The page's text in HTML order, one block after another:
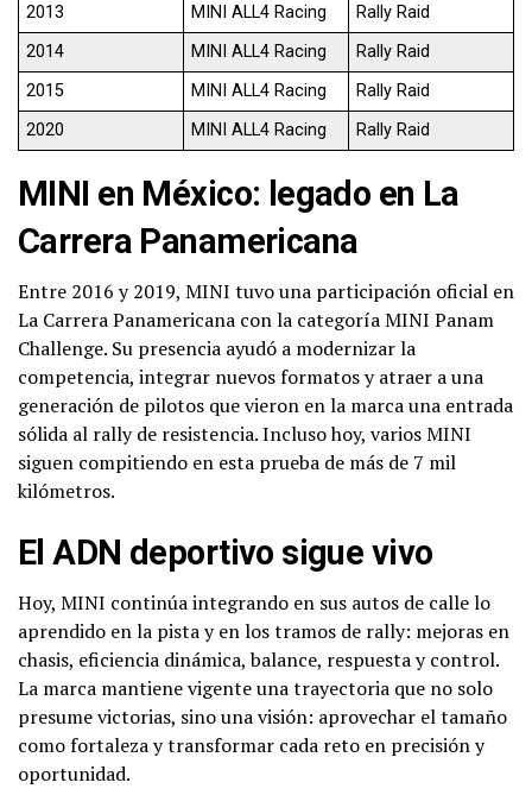
2013
MINI ALL4 Racing
Rally Raid
2014
MINI ALL4 Racing
Rally Raid
2015
MINI ALL4 Racing
Rally Raid
2020
MINI ALL4 Racing Rally Raid
MINI en México: legado en La
Carrera Panamericana
Entre 2016 y 2019, MINI tuvo una participación oficial en
La Carrera Panamericana con la categoría MINI Panam
Challenge. Su presencia ayudó a modernizar la
competencia, integrar nuevos formatos y atraer a una
generación de pilotos que vieron en la marca una entrada
sólida al rally de resistencia. Incluso hoy, varios MINI
siguen compitiendo en esta prueba de más de 7 mil
kilómetros.
El ADN deportivo sigue vivo
Hoy, MINI continúa integrando en sus autos de calle lo
aprendido en la pista y en los tramos de rally: mejoras en
chasis, eficiencia dinámica, balance, respuesta y control.
La marca mantiene vigente una trayectoria que no solo
presume victorias, sino una visión: aprovechar el tamaño
como fortaleza y transformar cada reto en precisión y
oportunidad.